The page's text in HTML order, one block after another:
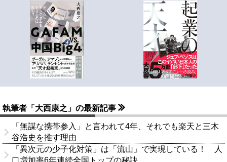
執筆者「大西康之」の最新記事
「無謀な携帯参入」と言われて4年、それでも楽天と三木
谷浩史を推す理由
「異次元の少子化対策」は「流山」で実現している！ 人